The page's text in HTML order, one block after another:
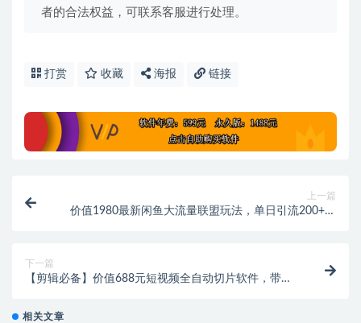
者的合法权益，可联系客服进行处理。
打赏 收藏 海报 链接
上一篇
价值1980最新闲鱼大流量联盟玩法，单日引流200+，
下一篇
【剪辑必备】价值688元短视频全自动切片软件，带货
相关文章